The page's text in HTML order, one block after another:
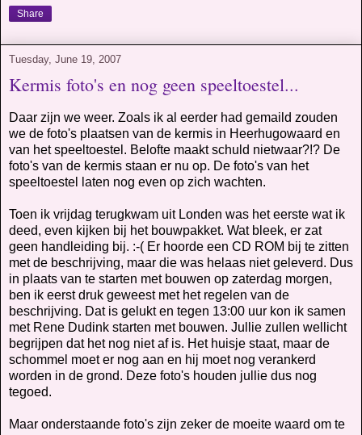
Share
Tuesday, June 19, 2007
Kermis foto's en nog geen speeltoestel...
Daar zijn we weer. Zoals ik al eerder had gemaild zouden
we de foto's plaatsen van de kermis in Heerhugowaard en
van het speeltoestel. Belofte maakt schuld nietwaar?!? De
foto's van de kermis staan er nu op. De foto's van het
speeltoestel laten nog even op zich wachten.
Toen ik vrijdag terugkwam uit Londen was het eerste wat ik
deed, even kijken bij het bouwpakket. Wat bleek, er zat
geen handleiding bij. :-( Er hoorde een CD ROM bij te zitten
met de beschrijving, maar die was helaas niet geleverd. Dus
in plaats van te starten met bouwen op zaterdag morgen,
ben ik eerst druk geweest met het regelen van de
beschrijving. Dat is gelukt en tegen 13:00 uur kon ik samen
met Rene Dudink starten met bouwen. Jullie zullen wellicht
begrijpen dat het nog niet af is. Het huisje staat, maar de
schommel moet er nog aan en hij moet nog verankerd
worden in de grond. Deze foto's houden jullie dus nog
tegoed.
Maar onderstaande foto's zijn zeker de moeite waard om te